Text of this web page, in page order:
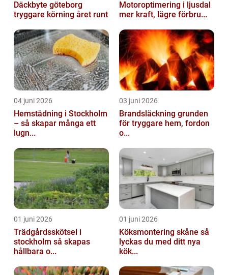
Däckbyte göteborg
tryggare körning året runt
Motoroptimering i ljusdal
mer kraft, lägre förbru...
04 juni 2026
Hemstädning i Stockholm
– så skapar många ett
lugn...
03 juni 2026
Brandsläckning grunden
för tryggare hem, fordon
o...
01 juni 2026
Trädgårdsskötsel i
stockholm så skapas
hållbara o...
01 juni 2026
Köksmontering skåne så
lyckas du med ditt nya
kök...